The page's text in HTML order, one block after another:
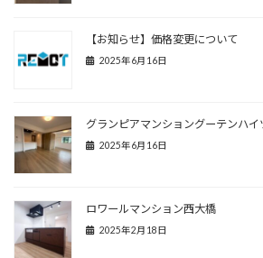
【お知らせ】価格変更について
2025年6月16日
グランピアマンショングーテンハイ
2025年6月16日
ロワールマンション西大橋
2025年2月18日